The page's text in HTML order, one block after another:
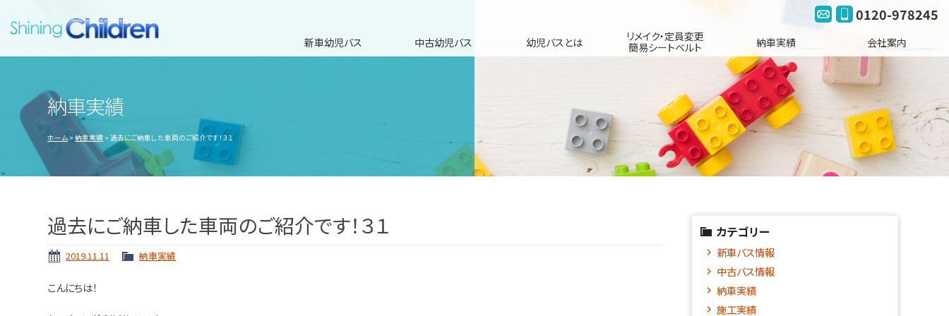
0120-978245
新車幼児バス 中古幼児バス 幼児バスとは
リメイク・定員変更
簡易シートベルト
納車実績 会社案内
納車実績
ホーム 納車実績 過去にご納車した車両のご紹介です！３１
過去にご納車した車両のご紹介です！３１
2019.11.11 納車実績
こんにちは！
カテゴリー
新車バス情報
中古バス情報
納車実績
施工実績